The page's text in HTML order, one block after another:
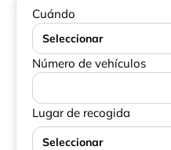
Cuándo
Seleccionar
Número de vehículos
Lugar de recogida
Seleccionar